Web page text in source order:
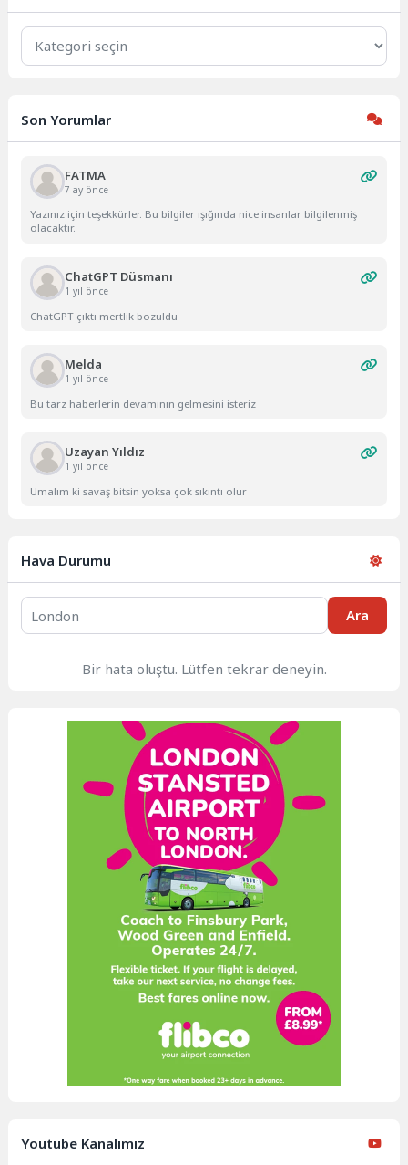
Kategoriler
Son Yorumlar
FATMA
7 ay önce
Yazınız için teşekkürler. Bu bilgiler ışığında nice insanlar bilgilenmiş
olacaktır.
ChatGPT Düsmanı
1 yıl önce
ChatGPT çıktı mertlik bozuldu
Melda
1 yıl önce
Bu tarz haberlerin devamının gelmesini isteriz
Uzayan Yıldız
1 yıl önce
Umalım ki savaş bitsin yoksa çok sıkıntı olur
Hava Durumu
Ara
Bir hata oluştu. Lütfen tekrar deneyin.
Youtube Kanalımız